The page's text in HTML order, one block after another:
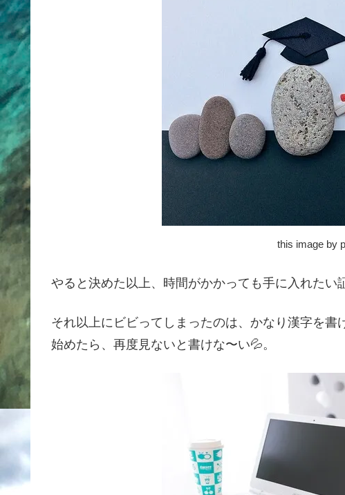
this image by
やると決めた以上、時間がかかっても手に入れたい
それ以上にビビってしまったのは、かなり漢字を
始めたら、再度見ないと書けな〜い💦。